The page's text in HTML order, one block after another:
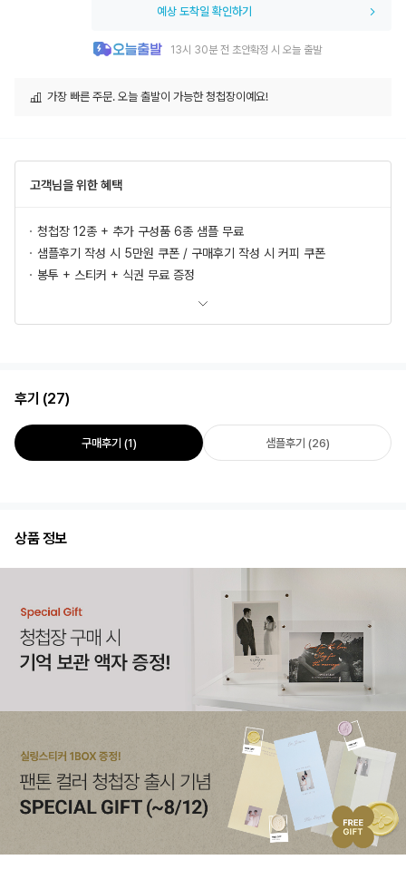
예상 도착일 확인하기
13시 30분 전 초안확정 시 오늘 출발
가장 빠른 주문. 오늘 출발이 가능한 청첩장이예요!
고객님을 위한 혜택
청첩장 12종 + 추가 구성품 6종 샘플 무료
샘플후기 작성 시 5만원 쿠폰 / 구매후기 작성 시 커피 쿠폰
봉투 + 스티커 + 식권 무료 증정
후기 (27)
구매후기 (1) 샘플후기 (26)
상품 정보